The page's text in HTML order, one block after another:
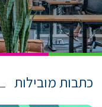
כתבות מובילות